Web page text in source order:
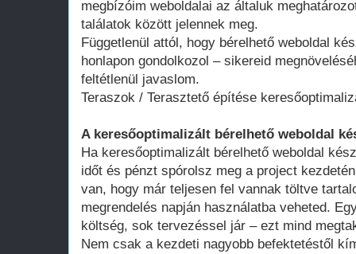
megbízóim weboldalai az általuk
találatok között jelennek meg.
Függetlenül attól, hogy bérelhető weboldal
honlapon gondolkozol – sikereid
feltétlenül javaslom.
Teraszok / Terasztető építése
A keresőoptimalizált bérelhető weboldal
Ha keresőoptimalizált bérelhető weboldal
időt és pénzt spórolsz meg a project
van, hogy már teljesen fel vannak töltve
megrendelés napján használatba veheted.
költség, sok tervezéssel jár – ezt mind
Nem csak a kezdeti nagyobb befektetéstől